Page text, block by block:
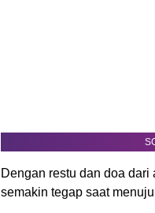
Dengan restu dan doa
semakin tegap saat